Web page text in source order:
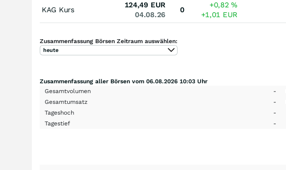
KAG Kurs
124,49 EUR
04.08.26
0
+0,82%
+1,01 EUR
Zusammenfassung Börsen Zeitraum auswählen:
heute
Zusammenfassung aller Börsen vom 06.08.2026 10:03 Uhr
Gesamtvolumen
-
Gesamtumsatz
-
Tageshoch
-
Tagestief
-